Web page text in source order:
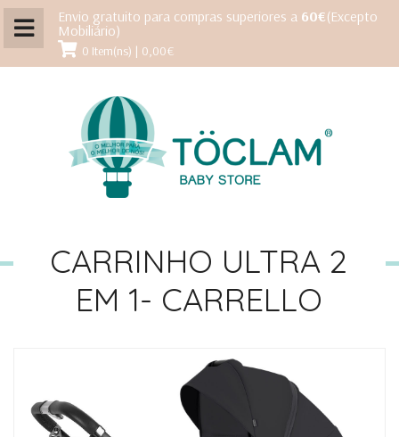
Envio gratuito para compras superiores a 60€(Excepto
Mobiliário)
0 Item(ns) | 0,00€
CARRINHO ULTRA 2
EM 1- CARRELLO